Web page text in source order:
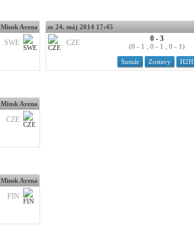
Minsk Arena
SWE
so 24. máj 2014 17:45
Sumár Zostavy H2H
CZE 0 - 3
(0 - 1 , 0 - 1 , 0 - 1)
Minsk Arena
CZE
Minsk Arena
FIN